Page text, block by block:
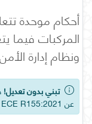
أحكام موحدة
المركبات فيما
ونظام إدارة
تبني بدون تعديل!
عن ECE R155:2021